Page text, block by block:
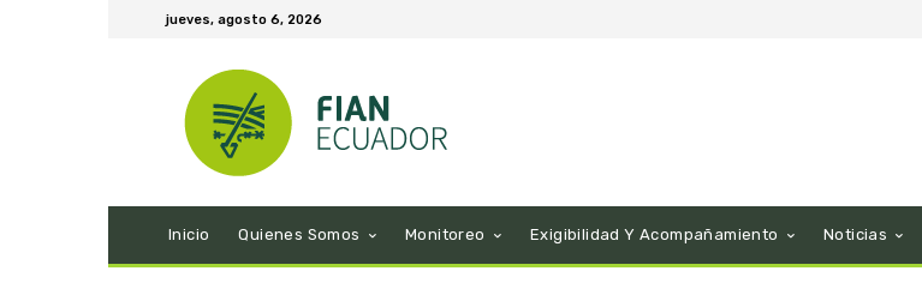
jueves, agosto 6, 2026
Inicio Quienes Somos Monitoreo Exigibilidad Y Acompañamiento Noticias